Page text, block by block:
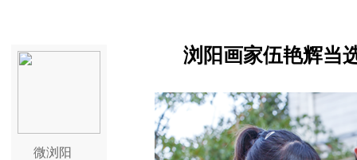
微浏阳
浏阳画家伍艳辉当